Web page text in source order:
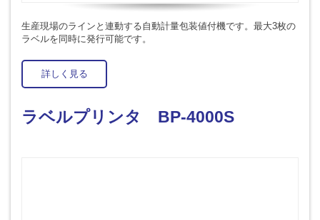
生産現場のラインと連動する自動計量包装値付機です。最大3枚の
ラベルを同時に発行可能です。
詳しく見る
ラベルプリンタ BP-4000S